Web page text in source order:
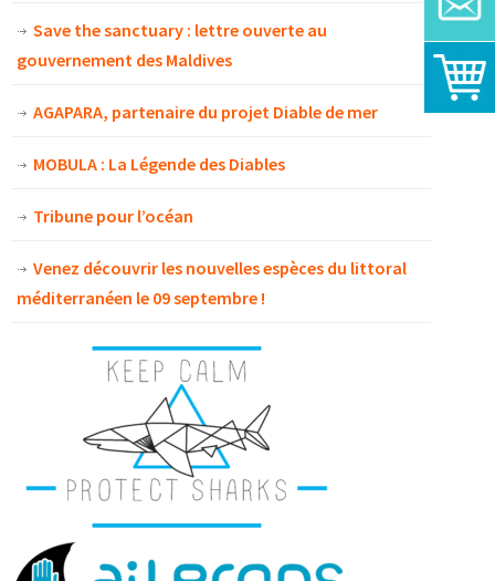
Save the sanctuary : lettre ouverte au
gouvernement des Maldives
AGAPARA, partenaire du projet Diable de mer
MOBULA : La Légende des Diables
Tribune pour l’océan
Venez découvrir les nouvelles espèces du littoral
méditerranéen le 09 septembre !